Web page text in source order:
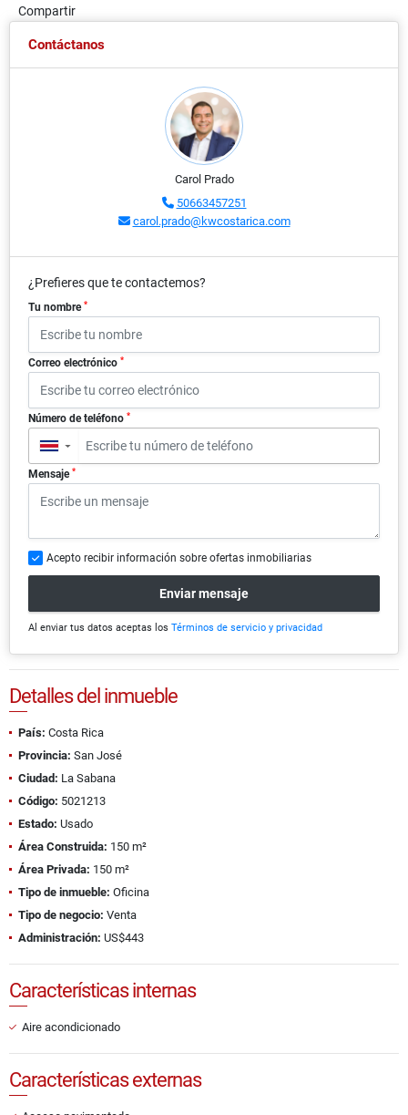
Compartir
Contáctanos
Carol Prado
50663457251
carol.prado@kwcostarica.com
¿Prefieres que te contactemos?
Tu nombre *
Correo electrónico *
Número de teléfono *
▼
Mensaje *
Acepto recibir información sobre ofertas inmobiliarias
Enviar mensaje
Al enviar tus datos aceptas los Términos de servicio y privacidad
Detalles del inmueble
País: Costa Rica
Provincia: San José
Ciudad: La Sabana
Código: 5021213
Estado: Usado
Área Construida: 150 m²
Área Privada: 150 m²
Tipo de inmueble: Oficina
Tipo de negocio: Venta
Administración: US$443
Características internas
Aire acondicionado
Características externas